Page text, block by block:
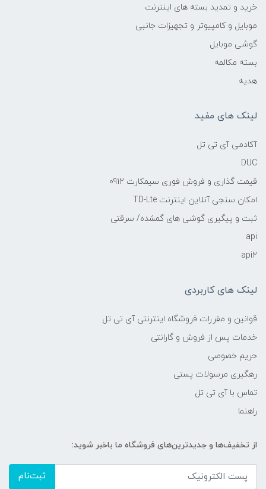
خرید و تمدید بسته های اینترنت
موبایل و کامپیوتر و تجهیزات جانبی
گوشی موبایل
بسته مکالمه
هدیه
لینک های مفید
آکادمی آی تی تل
DUC
قیمت گذاری و فروش فوری سیمکارت 0912
امکان سنجی آنلاین اینترنت TD-Lte
ثبت و پیگیری گوشی های گمشده/ سرقتی
api
api2
لینک های کاربردی
قوانین و مقررات فروشگاه اینترنتی آی تی تل
خدمات پس از فروش و گارانتی
حریم خصوصی
رهگیری مرسولات پستی
تماس با آی تی تل
راهنما
از تخفیف‌ها و جدیدترین‌های فروشگاه ما باخبر شوید:
ثبت‌نام